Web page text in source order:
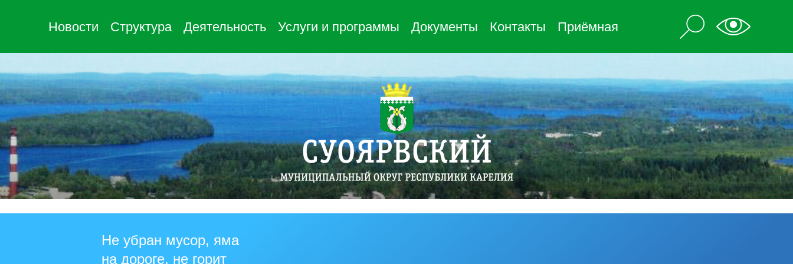
Новости Структура Деятельность Услуги и программы Документы Контакты Приёмная
Не убран мусор, яма
на дороге, не горит